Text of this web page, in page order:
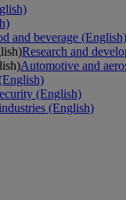
and beverage (English)
Research and
Automotive and
(English)
(English)